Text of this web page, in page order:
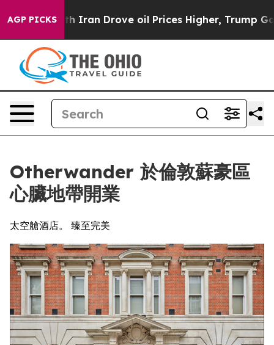
AGP PICKS
With Iran Drove oil Prices Higher, Trump Gave
Otherwander 於倫敦蘇豪區
心臟地帶開業
太空艙酒店。 臻至完美